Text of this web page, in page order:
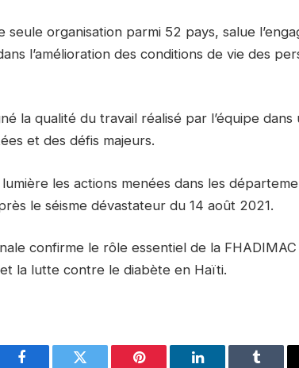
organisation parmi 52 pays, salue
l’amélioration des conditions de vie des
la qualité du travail réalisé par l’équipe
et des défis majeurs.
les actions menées dans les
le séisme dévastateur du 14 août 2021.
confirme le rôle essentiel de la FHADIMAC
la lutte contre le diabète en Haïti.